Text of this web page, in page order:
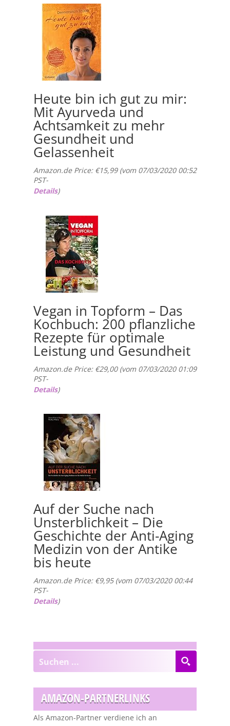
Heute bin ich gut zu mir:
Mit Ayurveda und
Achtsamkeit zu mehr
Gesundheit und
Gelassenheit
Amazon.de Price: €15,99(vom 07/03/2020 00:52
PST-
Details)
Vegan in Topform – Das
Kochbuch: 200 pflanzliche
Rezepte für optimale
Leistung und Gesundheit
Amazon.de Price: €29,00(vom 07/03/2020 01:09
PST-
Details)
Auf der Suche nach
Unsterblichkeit – Die
Geschichte der Anti-Aging
Medizin von der Antike
bis heute
Amazon.de Price: €9,95(vom 07/03/2020 00:44
PST-
Details)
AMAZON-PARTNERLINKS
Als Amazon-Partner verdiene ich an